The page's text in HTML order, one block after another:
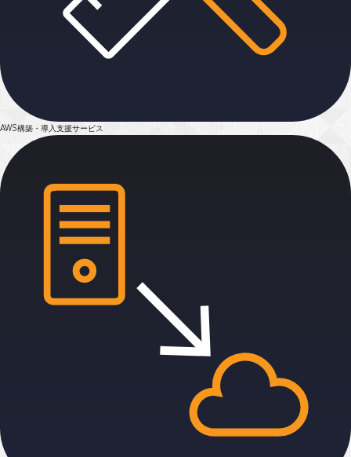
AWS構築・導入支援サービス